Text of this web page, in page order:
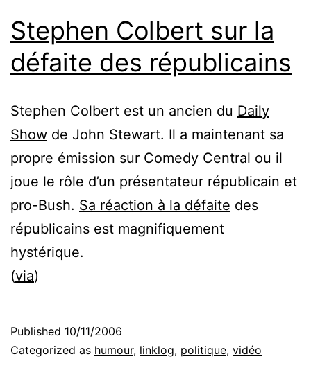
Stephen Colbert sur la
défaite des républicains
Stephen Colbert est un ancien du Daily
Show de John Stewart. Il a maintenant sa
propre émission sur Comedy Central ou il
joue le rôle d’un présentateur républicain et
pro-Bush. Sa réaction à la défaite des
républicains est magnifiquement
hystérique.
(via)
Published 10/11/2006
Categorized as humour, linklog, politique, vidéo